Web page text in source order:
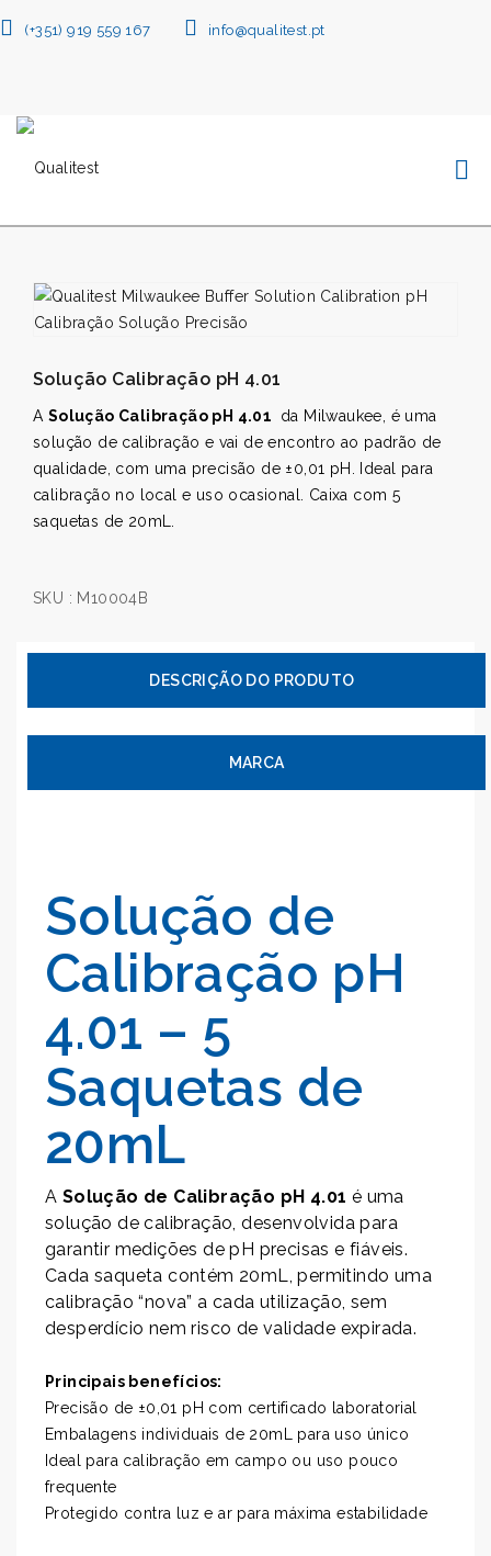
(+351) 919 559 167 info@qualitest.pt
Solução Calibração pH 4.01
A Solução Calibração pH 4.01
da Milwaukee, é uma
solução de calibração e vai de encontro ao padrão de
qualidade, com uma precisão de ±0,01 pH. Ideal para
calibração no local e uso ocasional. Caixa com 5
saquetas de 20mL.
SKU : M10004B
MARCA
Solução de
Calibração pH
4.01 – 5
Saquetas de
20mL
A Solução de Calibração pH 4.01 é uma
solução de calibração, desenvolvida para
garantir medições de pH precisas e fiáveis.
Cada saqueta contém 20mL, permitindo uma
calibração “nova” a cada utilização, sem
desperdício nem risco de validade expirada.
Principais benefícios:
Precisão de ±0,01 pH com certificado laboratorial
Embalagens individuais de 20mL para uso único
Ideal para calibração em campo ou uso pouco
frequente
Protegido contra luz e ar para máxima estabilidade